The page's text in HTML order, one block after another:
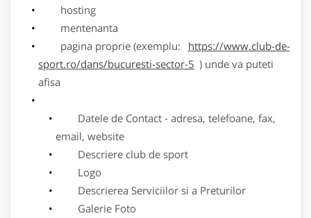
hosting
mentenanta
pagina proprie (exemplu:
https://www.club-de-
sport.ro/dans/bucuresti-sector-5 ) unde va puteti
afisa
Datele de Contact - adresa, telefoane, fax,
email, website
Descriere club de sport
Logo
Descrierea Serviciilor si a Preturilor
Galerie Foto